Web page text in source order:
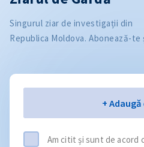
Singurul ziar de investigații din
Republica Moldova. Abonează-te
+
Am citit și sunt de acord